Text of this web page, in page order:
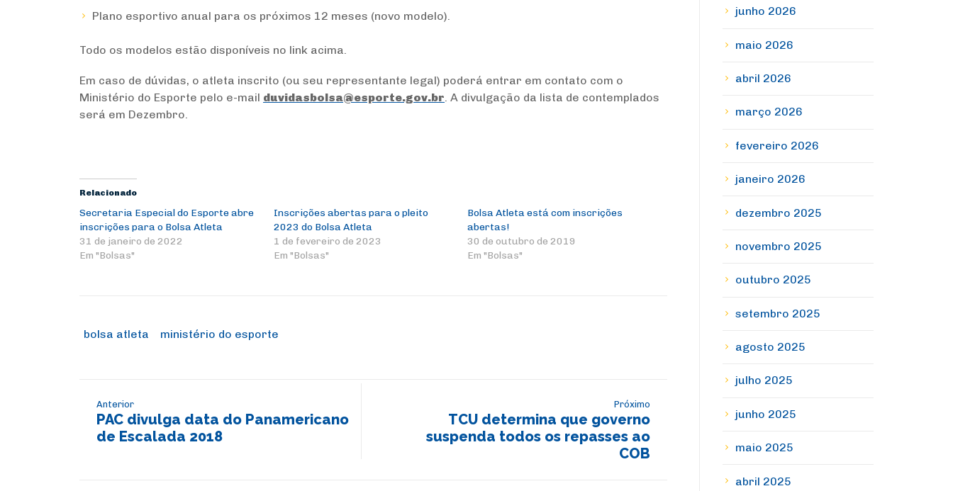
Plano esportivo anual para os próximos 12 meses (novo modelo).
Todo os modelos estão disponíveis no link acima.
Em caso de dúvidas, o atleta inscrito (ou seu representante legal) poderá entrar em contato com o
Ministério do Esporte pelo e-mail duvidasbolsa@esporte.gov.br. A divulgação da lista de contemplados
será em Dezembro.
Relacionado
Secretaria Especial do Esporte abre
inscrições para o Bolsa Atleta
31 de janeiro de 2022
Em "Bolsas"
Inscrições abertas para o pleito
2023 do Bolsa Atleta
1 de fevereiro de 2023
Em "Bolsas"
Bolsa Atleta está com inscrições
abertas!
30 de outubro de 2019
Em "Bolsas"
bolsa atleta ministério do esporte
Anterior
PAC divulga data do Panamericano
de Escalada 2018
Próximo
TCU determina que governo
suspenda todos os repasses ao
COB
junho 2026
maio 2026
abril 2026
março 2026
fevereiro 2026
janeiro 2026
dezembro 2025
novembro 2025
outubro 2025
setembro 2025
agosto 2025
julho 2025
junho 2025
maio 2025
abril 2025